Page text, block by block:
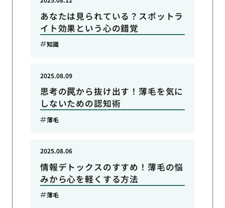
あなたは見られている？スポットラ
イト効果という心の錯覚
知識
思考の罠から抜け出す！薄毛を気に
しないための認知術
2025.08.09
薄毛
情報デトックスのすすめ！薄毛の悩
みから心を軽くする方法
2025.08.06
薄毛